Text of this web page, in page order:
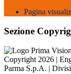
Pagina
Sezione
Copyright 2026 |
Parma S.p.A. |